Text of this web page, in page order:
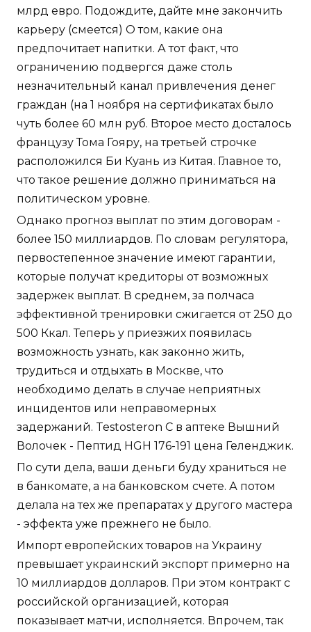
млрд евро. Подождите, дайте мне закончить
карьеру (смеется) О том, какие она
предпочитает напитки. А тот факт, что
ограничению подвергся даже столь
незначительный канал привлечения денег
граждан (на 1 ноября на сертификатах было
чуть более 60 млн руб. Второе место досталось
французу Тома Гояру, на третьей строчке
расположился Би Куань из Китая. Главное то,
что такое решение должно приниматься на
политическом уровне.
Однако прогноз выплат по этим договорам -
более 150 миллиардов. По словам регулятора,
первостепенное значение имеют гарантии,
которые получат кредиторы от возможных
задержек выплат. В среднем, за полчаса
эффективной тренировки сжигается от 250 до
500 Ккал. Теперь у приезжих появилась
возможность узнать, как законно жить,
трудиться и отдыхать в Москве, что
необходимо делать в случае неприятных
инцидентов или неправомерных
задержаний. Testosteron C в аптеке Вышний
Волочек - Пептид HGH 176-191 цена Геленджик.
По сути дела, ваши деньги буду храниться не
в банкомате, а на банковском счете. А потом
делала на тех же препаратах у другого мастера
- эффекта уже прежнего не было.
Импорт европейских товаров на Украину
превышает украинский экспорт примерно на
10 миллиардов долларов. При этом контракт с
российской организацией, которая
показывает матчи, исполняется. Впрочем, так